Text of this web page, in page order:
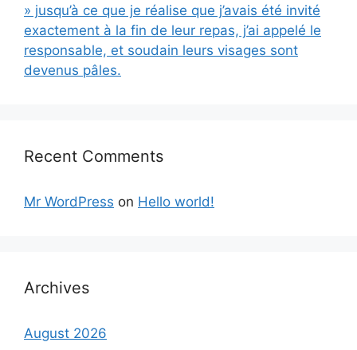
» jusqu’à ce que je réalise que j’avais été invité
exactement à la fin de leur repas, j’ai appelé le
responsable, et soudain leurs visages sont
devenus pâles.
Recent Comments
Mr WordPress on Hello world!
Archives
August 2026